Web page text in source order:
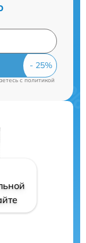
c политикой